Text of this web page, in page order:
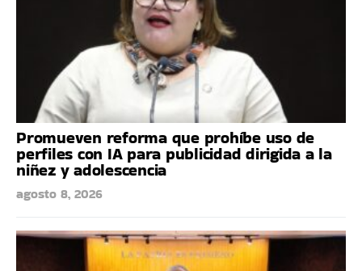
Promueven reforma que prohíbe uso de
perfiles con IA para publicidad dirigida a la
niñez y adolescencia
agosto 8, 2026